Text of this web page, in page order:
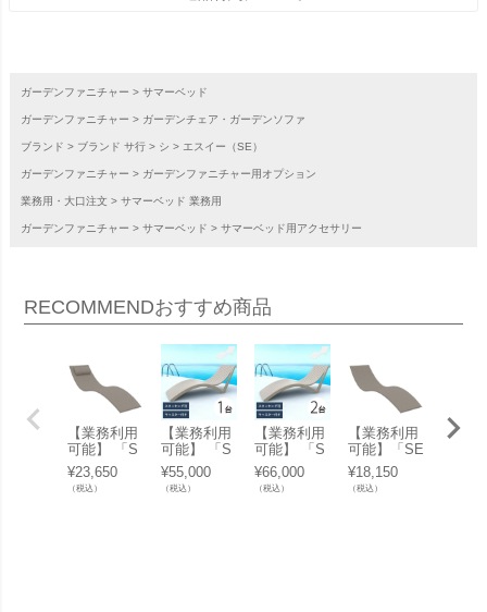
ガーデンファニチャー サマーベッド
ガーデンファニチャー ガーデンチェア・ガーデンソファ
ブランド ブランド サ行 シ エスイー（SE）
ガーデンファニチャー ガーデンファニチャー用オプション
業務用・大口注文 サマーベッド 業務用
ガーデンファニチャー サマーベッド サマーベッド用アクセサリー
RECOMMENDおすすめ商品
【業務利用
可能】 「S
E SLIM エ
スイー スリ
ム サンラウ
¥23,650
（税込）
【業務利用
可能】 「S
E SLIM エ
スイー スリ
ム サンラウ
¥55,000
（税込）
【業務利用
可能】 「S
E SLIM エ
スイー スリ
ム サンラウ
¥66,000
（税込）
【業務利用
可能】「SE
SLIM エス
イー スリム
サンラウン
¥18,150
（税込）
【業